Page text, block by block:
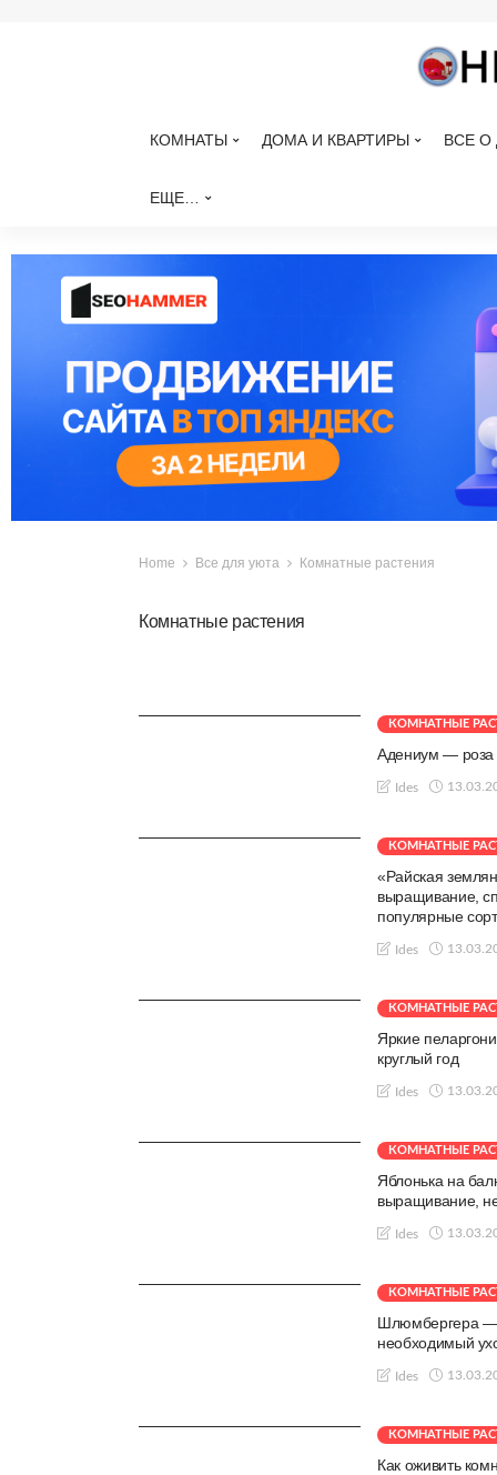
КОМНАТЫ ДОМА И КВАРТИРЫ ВСЕ О
ЕЩЕ…
Home Все для уюта Комнатные растения
Комнатные растения
КОМНАТНЫЕ
Адениум — роза
Ides
КОМНАТНЫЕ
«Райская
выращивание,
популярные
Ides
КОМНАТНЫЕ
Яркие
круглый год
Ides
КОМНАТНЫЕ
Яблонька на
выращивание,
Ides
КОМНАТНЫЕ
Шлюмбергера —
необходимый
Ides
КОМНАТНЫЕ
Как оживить